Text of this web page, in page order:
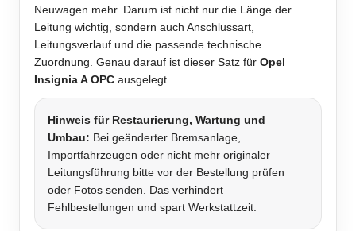
Neuwagen mehr. Darum ist nicht nur die Länge der
Leitung wichtig, sondern auch Anschlussart,
Leitungsverlauf und die passende technische
Zuordnung. Genau darauf ist dieser Satz für Opel
Insignia A OPC ausgelegt.
Hinweis für Restaurierung, Wartung und
Umbau: Bei geänderter Bremsanlage,
Importfahrzeugen oder nicht mehr originaler
Leitungsführung bitte vor der Bestellung prüfen
oder Fotos senden. Das verhindert
Fehlbestellungen und spart Werkstattzeit.